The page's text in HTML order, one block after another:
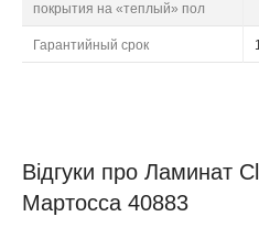
покрытия на «теплый» пол
Гарантийный срок
Відгуки про Ламинат
Мартосса 40883